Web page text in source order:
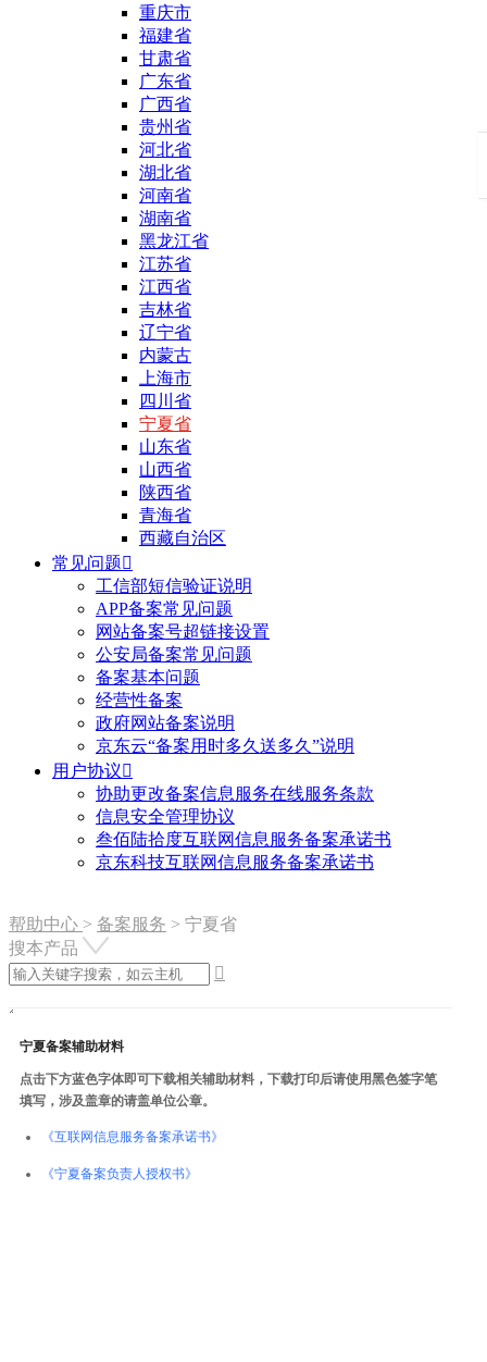
重庆市
福建省
甘肃省
广东省
广西省
贵州省
河北省
湖北省
河南省
湖南省
黑龙江省
江苏省
江西省
吉林省
辽宁省
内蒙古
上海市
四川省
宁夏省
山东省
山西省
陕西省
青海省
西藏自治区
常见问题
工信部短信验证说明
APP备案常见问题
网站备案号超链接设置
公安局备案常见问题
备案基本问题
经营性备案
政府网站备案说明
京东云“备案用时多久送多久”说明
用户协议
协助更改备案信息服务在线服务条款
信息安全管理协议
叁佰陆拾度互联网信息服务备案承诺书
京东科技互联网信息服务备案承诺书
帮助中心 > 备案服务 > 宁夏省
搜本产品

宁夏备案辅助材料
点击下方蓝色字体即可下载相关辅助材料，下载打印后请使用黑色签字笔
填写，涉及盖章的请盖单位公章。
《互联网信息服务备案承诺书》
《宁夏备案负责人授权书》